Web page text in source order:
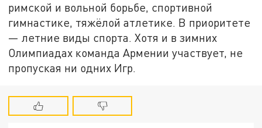
римской и вольной борьбе, спортивной
гимнастике, тяжёлой атлетике. В приоритете
— летние виды спорта. Хотя и в зимних
Олимпиадах команда Армении участвует, не
пропуская ни одних Игр.